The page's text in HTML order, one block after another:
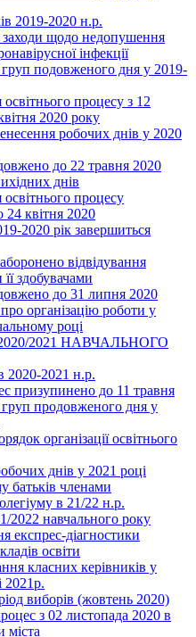
2019-2020 н.р.
щодо недопушення
інфекції
подовженого дня у 2019-
процесу з 12
2020 року
робочих днів у 2020
до 22 травня 2020
днів
процесу
квітня 2020
2020 рік завершиться
відвідування
її здобувачами
до 31 липня 2020
організацію роботи у
році
2021 НАВЧАЛЬНОГО
2020-2021 н.р.
призупинено до 11 травня
продовженого дня у
організації освітнього
днів у 2021 році
батьків членами
в 21/22 н.р.
2022 навчального року
експрес-діагностики
освіти
класних керівників у
2021р.
виборів (жовтень 2020)
з 02 листопада 2020 в
міста